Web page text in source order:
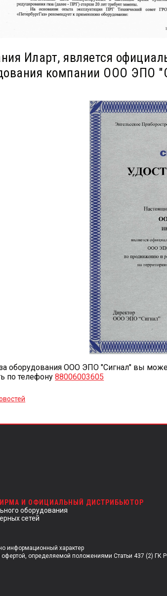
Иларт, является
компании ООО ЭПО
оборудования ООО ЭПО "Сигнал" вы
по телефону88006003605
И ОФИЦИАЛЬНЫЙ ДИСТРИБЬЮТОР
оборудования
сетей
информационный характер
определяемой положениями Статьи 437 (2) ГК